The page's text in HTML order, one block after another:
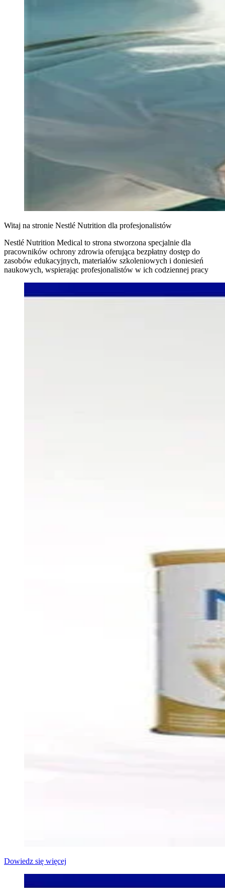
Witaj na stronie Nestlé Nutrition dla profesjonalistów
Nestlé Nutrition Medical to strona stworzona specjalnie dla
pracowników ochrony zdrowia oferująca bezpłatny dostęp do
zasobów edukacyjnych, materiałów szkoleniowych i doniesień
naukowych, wspierając profesjonalistów w ich codziennej pracy
Dowiedz się więcej